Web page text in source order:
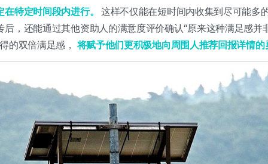
特定时间段内进行。 这样不仅能在短时间内收集到尽可能多
，还能通过其他资助人的满意度评价确认“原来这种满足感并
的双倍满足感， 将赋予他们更积极地向周围人推荐回报详情的